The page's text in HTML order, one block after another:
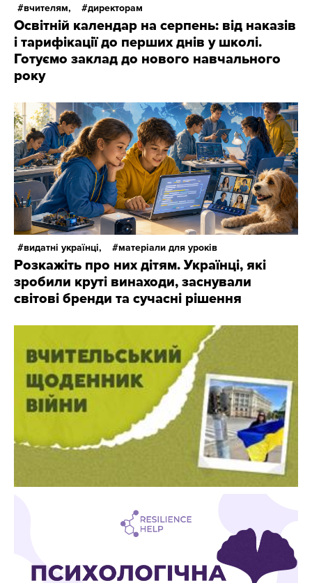
вчителям, директорам
Освітній календар на серпень: від наказів
і тарифікації до перших днів у школі.
Готуємо заклад до нового навчального
року
видатні українці, матеріали для уроків
Розкажіть про них дітям. Українці, які
зробили круті винаходи, заснували
світові бренди та сучасні рішення